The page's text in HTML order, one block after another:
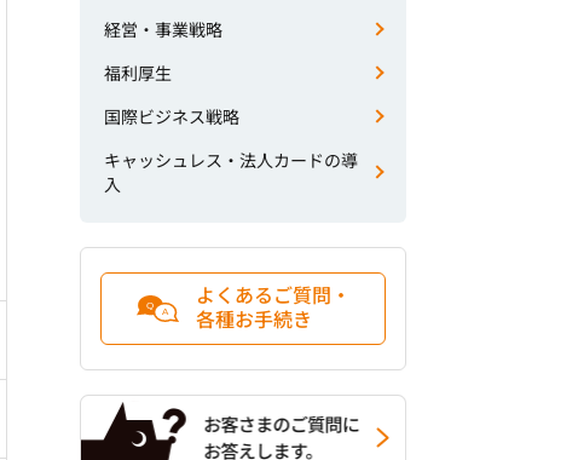
経営・事業戦略
福利厚生
国際ビジネス戦略
キャッシュレス・法人カードの導
入
よくあるご質問・
各種お手続き